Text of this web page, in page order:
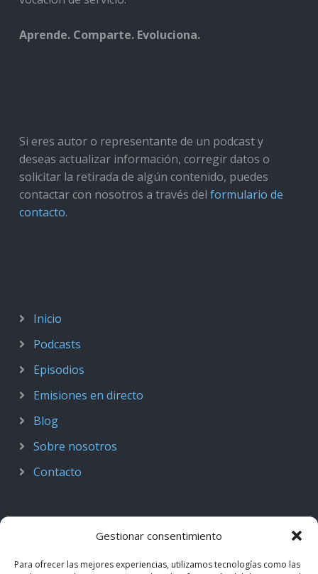
Gestionar consentimiento
Para ofrecer las mejores experiencias, utilizamos tecnologías como las
Aprende. Comparte. Evoluciona.
Si eres autor o representante de un podcast y
deseas actualizar información, corregir datos o
solicitar la retirada de algún contenido, puedes
contactar con nosotros a través del formulario de
contacto.
Inicio
Podcasts
Episodios
Emisiones en directo
Blog
Sobre nosotros
Contacto